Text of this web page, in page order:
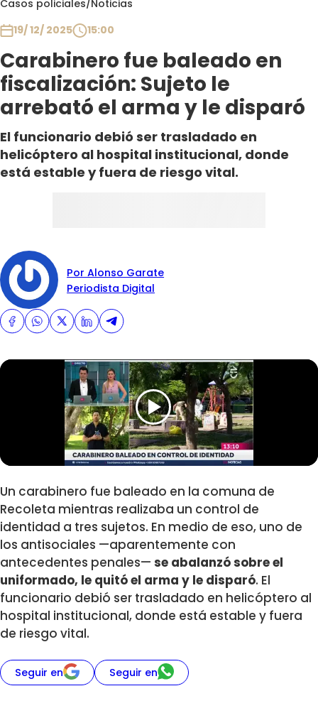
Casos policiales/Noticias
19/ 12/ 2025
15:00
Carabinero fue baleado en
fiscalización: Sujeto le
arrebató el arma y le disparó
El funcionario debió ser trasladado en
helicóptero al hospital institucional, donde
está estable y fuera de riesgo vital.
Por Alonso Garate
Periodista Digital
Un carabinero fue baleado en la comuna de
Recoleta mientras realizaba un control de
identidad a tres sujetos. En medio de eso, uno de
los antisociales —aparentemente con
antecedentes penales— se abalanzó sobre el
uniformado, le quitó el arma y le disparó. El
funcionario debió ser trasladado en helicóptero al
hospital institucional, donde está estable y fuera
de riesgo vital.
Seguir en Seguir en
Club De La Comedia
Contigo en Directo
Plan Perfecto
El Tiempo
Sabingo
Todos Los Programas